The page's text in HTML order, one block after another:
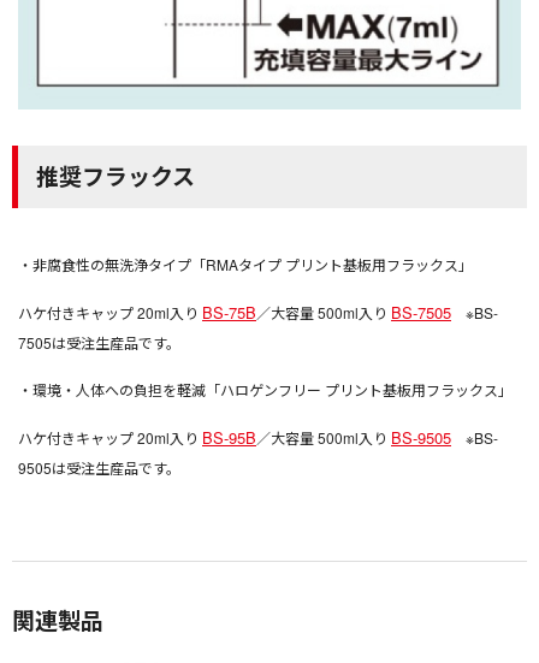
推奨フラックス
・非腐食性の無洗浄タイプ「RMAタイプ プリント基板用フラックス」
ハケ付きキャップ 20ml入り BS-75B／大容量 500ml入り BS-7505 ※BS-
7505は受注生産品です。
・環境・人体への負担を軽減「ハロゲンフリー プリント基板用フラックス」
ハケ付きキャップ 20ml入り BS-95B／大容量 500ml入り BS-9505 ※BS-
9505は受注生産品です。
関連製品